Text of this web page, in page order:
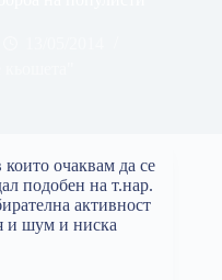
които очаквам да се
подобен на т.нар.
активност
и шум и ниска